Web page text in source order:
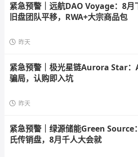
紧急预警｜远航DAO Voyage：8月
旧盘团队平移，RWA+大宗商品包
昨天
紧急预警｜极光星链Aurora Star：
骗局，认购即入坑
昨天
紧急预警｜绿源储能Green Source
氏传销盘，8月千人大会就